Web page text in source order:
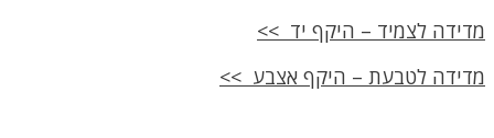
בעמוד
המוצרמדידה לצמיד – היקף יד >>
מדידה לטבעת – היקף אצבע >>